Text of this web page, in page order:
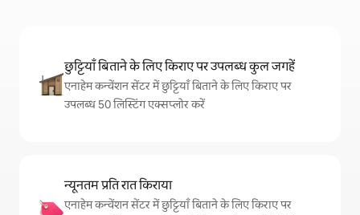
छुट्टियाँ बिताने के लिए किराए पर उपलब्ध कुल जगहें
एनाहेम कन्वेंशन सेंटर में छुट्टियाँ बिताने के लिए किराए पर
उपलब्ध 50 लिस्टिंग एक्सप्लोर करें
न्यूनतम प्रति रात किराया
एनाहेम कन्वेंशन सेंटर में छुट्टियाँ बिताने के लिए किराए पर